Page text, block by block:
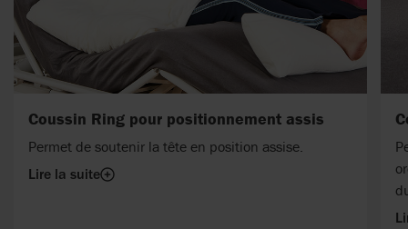
Coussin Ring pour positionnement assis
Permet de soutenir la tête en position assise.
Lire la suite